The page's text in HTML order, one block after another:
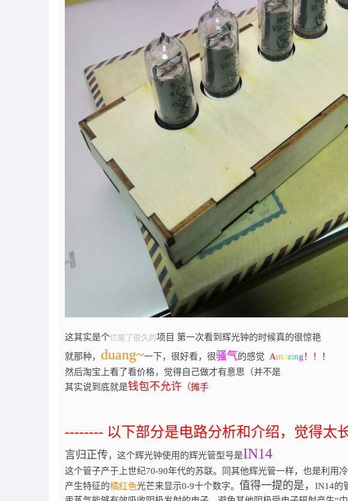
这其实是个烂尾了很久 的项目 第一次看到辉光钟的时候真的很惊艳
就那种， duang~一下，很好看，很骚气的感觉 Amazing ！！！
然后淘宝上看了看价格，觉得自己做才有意思（并不是
其实说到底就是钱包不允许 （摊手
-------- 以下部分是电路分析和介绍，觉得太
言归正传，这个辉光钟使用的辉光管型号是IN14
这个管子产于上世纪70-90年代的苏联。同其他辉光管一样，也是利用
产生特征的橘红色光芒来显示0-9十个数字。 值得一提的是，
IN14的